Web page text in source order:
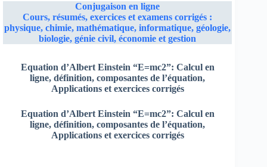
Conjugaison en ligne
Cours, résumés, exercices et examens corrigés :
physique, chimie, mathématique, informatique, géologie,
biologie, génie civil, économie et gestion
Equation d’Albert Einstein “E=mc2”: Calcul en
ligne,définition, composantes de l’équation,
Applications et exercices corrigés
Equation d’Albert Einstein “E=mc2”: Calcul en
ligne,définition, composantes de l’équation,
Applications et exercices corrigés